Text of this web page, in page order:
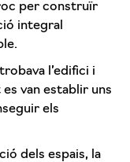
per construïr
integral
l’edifici i
van establir uns
els
dels espais, la